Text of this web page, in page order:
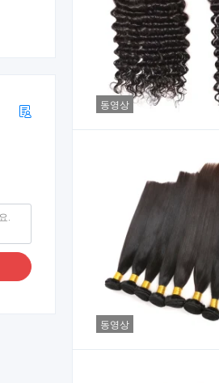
동영상
동영상